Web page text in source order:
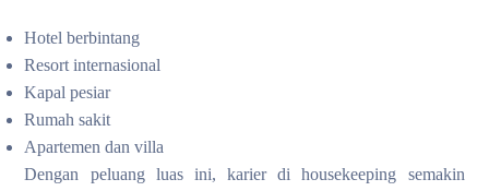
Hotel berbintang
Resort internasional
Kapal pesiar
Rumah sakit
Apartemen dan villa
Dengan peluang luas ini, karier di housekeeping semakin